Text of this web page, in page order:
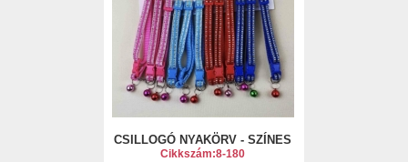
CSILLOGÓ NYAKÖRV - SZÍNES
Cikkszám:8-180